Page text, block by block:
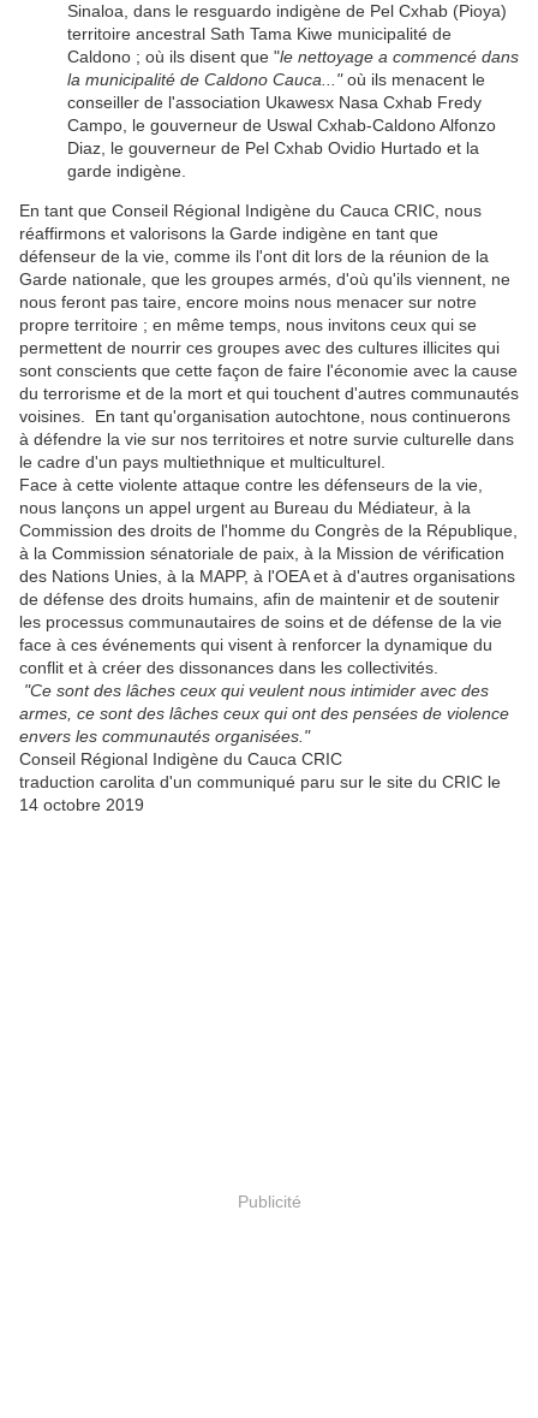
Sinaloa, dans le resguardo indigène de Pel Cxhab (Pioya)
territoire ancestral Sath Tama Kiwe municipalité de
Caldono ; où ils disent que "le nettoyage a commencé dans
la municipalité de Caldono Cauca..."où ils menacent le
conseiller de l'association Ukawesx Nasa Cxhab Fredy
Campo, le gouverneur de Uswal Cxhab-Caldono Alfonzo
Diaz, le gouverneur de Pel Cxhab Ovidio Hurtado et la
garde indigène.
En tant que Conseil Régional Indigène du Cauca CRIC, nous
réaffirmons et valorisons la Garde indigène en tant que
défenseur de la vie, comme ils l'ont dit lors de la réunion de la
Garde nationale, que les groupes armés, d'où qu'ils viennent, ne
nous feront pas taire, encore moins nous menacer sur notre
propre territoire ; en même temps, nous invitons ceux qui se
permettent de nourrir ces groupes avec des cultures illicites qui
sont conscients que cette façon de faire l'économie avec la cause
du terrorisme et de la mort et qui touchent d'autres communautés
voisines. En tant qu'organisation autochtone, nous continuerons
à défendre la vie sur nos territoires et notre survie culturelle dans
le cadre d'un pays multiethnique et multiculturel.
Face à cette violente attaque contre les défenseurs de la vie,
nous lançons un appel urgent au Bureau du Médiateur, à la
Commission des droits de l'homme du Congrès de la République,
à la Commission sénatoriale de paix, à la Mission de vérification
des Nations Unies, à la MAPP, à l'OEA et à d'autres organisations
de défense des droits humains, afin de maintenir et de soutenir
les processus communautaires de soins et de défense de la vie
face à ces événements qui visent à renforcer la dynamique du
conflit et à créer des dissonances dans les collectivités.
"Ce sont des lâches ceux qui veulent nous intimider avec des
armes, ce sont des lâches ceux qui ont des pensées de violence
envers les communautés organisées."
Conseil Régional Indigène du Cauca CRIC
traduction carolita d'un communiqué paru sur le site du CRIC le
14 octobre 2019
Publicité